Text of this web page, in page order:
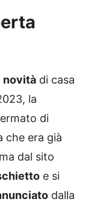
novità di casa
la
di
che era già
dal sito
e si
dalla